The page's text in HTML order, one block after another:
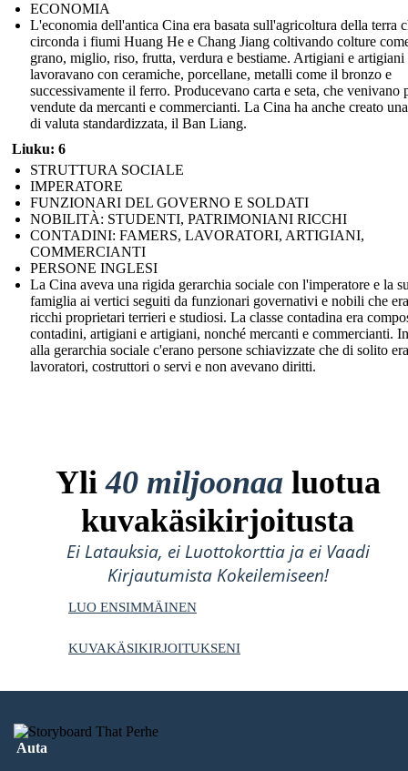
ECONOMIA
L'economia dell'antica Cina era basata sull'agricoltura della terra
circonda i fiumi Huang He e Chang Jiang coltivando colture
grano, miglio, riso, frutta, verdura e bestiame. Artigiani e artigiani
lavoravano con ceramiche, porcellane, metalli come il bronzo e
successivamente il ferro. Producevano carta e seta, che venivano
vendute da mercanti e commercianti. La Cina ha anche creato
di valuta standardizzata, il Ban Liang.
Liuku: 6
STRUTTURA SOCIALE
IMPERATORE
FUNZIONARI DEL GOVERNO E SOLDATI
NOBILITÀ: STUDENTI, PATRIMONIANI RICCHI
CONTADINI: FAMERS, LAVORATORI, ARTIGIANI,
COMMERCIANTI
PERSONE INGLESI
La Cina aveva una rigida gerarchia sociale con l'imperatore e la
famiglia ai vertici seguiti da funzionari governativi e nobili che
ricchi proprietari terrieri e studiosi. La classe contadina era
contadini, artigiani e artigiani, nonché mercanti e commercianti.
alla gerarchia sociale c'erano persone schiavizzate che di solito
lavoratori, costruttori o servi e non avevano diritti.
Yli40 miljoonaa luotua
kuvakäsikirjoitusta
Ei Latauksia, ei Luottokorttia ja ei Vaadi
Kirjautumista Kokeilemiseen!
LUO ENSIMMÄINEN
KUVAKÄSIKIRJOITUKSENI
Auta